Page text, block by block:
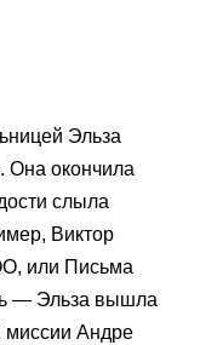
Эльза
Она окончила
слыла
Виктор
или Письма
— Эльза вышла
миссии Андре